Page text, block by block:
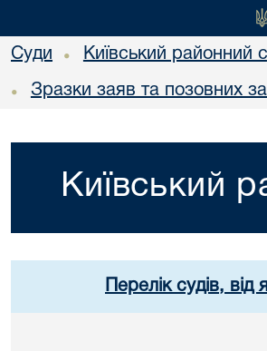
Суди • Київський районний
• Зразки заяв та позовних
Київський
Перелік судів,